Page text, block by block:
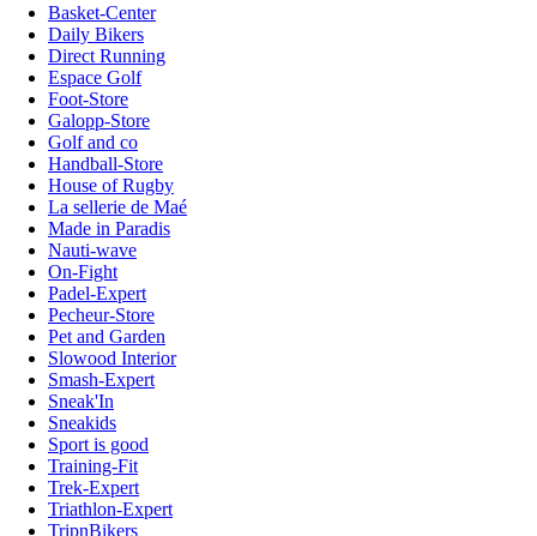
Basket-Center
Daily Bikers
Direct Running
Espace Golf
Foot-Store
Galopp-Store
Golf and co
Handball-Store
House of Rugby
La sellerie de Maé
Made in Paradis
Nauti-wave
On-Fight
Padel-Expert
Pecheur-Store
Pet and Garden
Slowood Interior
Smash-Expert
Sneak'In
Sneakids
Sport is good
Training-Fit
Trek-Expert
Triathlon-Expert
TripnBikers